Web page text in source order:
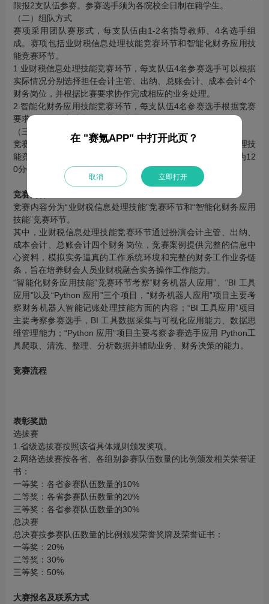
限报2支队伍参赛。参赛选手须为各院校全日制在籍学生。
（二）组队方式
赛项采用团队赛形式，每支队伍由1-­2名指导教师、4名选手组
成。赛项包括业财税信息处理技能竞赛环节和智能化财务应用技
能竞赛环节。
1.业财税信息处理技能竞赛环节，每支队伍4名参赛选手可以根据
实际情况分别选择担任会计主管、出纳、总账会计、成本会计4个
财务岗位，并根据比赛要求协作完成相应的业务处理。
2.智能化财务应用技能竞赛环节，每支队伍4名参赛选手根据竞赛
要求各自分别完成所有的业务处理。
（三）竞赛时长
竞赛总时长为300分钟，分为上下半场，上半场业财税信息处理技
能竞赛环节为180分钟，下半场智能化财务应用技能竞赛环节为12
0分钟。
竞赛内容
竞赛内容分为“业财税信息处理技能”竞赛环节和“智能化财务应用
技能”竞赛环节。
其中，业财税信息处理技能竞赛环节通过扮演会计主管、出纳、
成本会计、总账会计四个财务岗位，竞赛案例提供完整的信息中
心资料，模拟实务逼真的工作系统环境和完整的财务工作业务链
条，旨在培养财会人员业财税融合实务操作工作能力。
“智能化财务应用技能”竞赛环节考察“财务机器人应用”、“BI 工具
应用”以及“Python 应用”三个项目，“财务机器人应用”项目主要考
察财务机器人智能记账处理技能方面的内容；“BI 工具应用”项目
主要考察参赛选手，BI 工具数据采集与可视化应用能力、数据思
维管理能力；“Python 应用”项目主要考察参赛选手应用 Python工
具爬取、清洗、整理、分析数据并辅助业务、财务决策的能力。
竞赛流程
表彰奖励
选拔赛
1.省级选拔赛按照该省具体规则颁发奖项。
2.网络选拔赛按各省、各组别参赛队伍数量的比例颁发相关荣誉证
书：
一等奖：各省参赛队伍数量的10%
二等奖：各省参赛队伍数量的20%
三等奖：各省参赛队伍数量的30%
总决赛
总决赛按参赛队伍数量的比例颁发荣誉奖牌及荣誉证书：
一等奖：20%
二等奖：30%
三等奖：50%
大赛报名及联系方式
在 "赛氪APP" 中打开此页？
取消 立即打开